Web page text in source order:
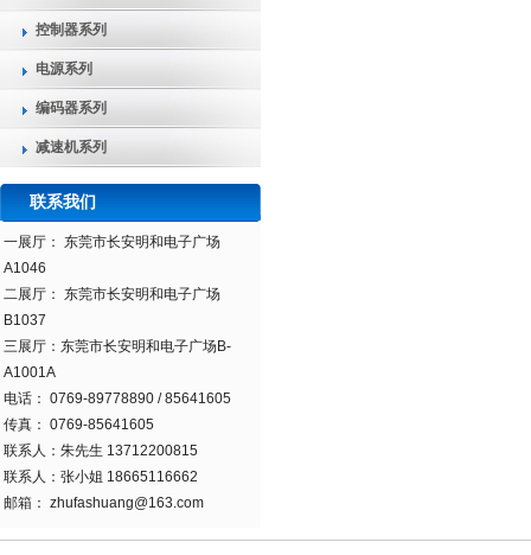
控制器系列
电源系列
编码器系列
减速机系列
联系我们
一展厅： 东莞市长安明和电子广场
A1046
二展厅： 东莞市长安明和电子广场
B1037
三展厅： 东莞市长安明和电子广场B-
A1001A
电话： 0769-89778890 / 85641605
传真： 0769-85641605
联系人：朱先生 13712200815
联系人：张小姐 18665116662
邮箱： zhufashuang@163.com